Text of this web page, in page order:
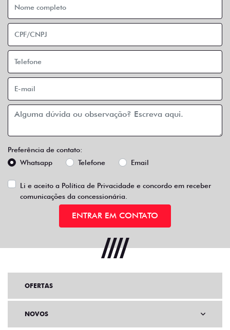
Preferência de contato:
Whatsapp
Telefone Email
Li e aceito a Política de Privacidade e concordo em receber
comunicações da concessionária.
ENTRAR EM CONTATO
OFERTAS
NOVOS